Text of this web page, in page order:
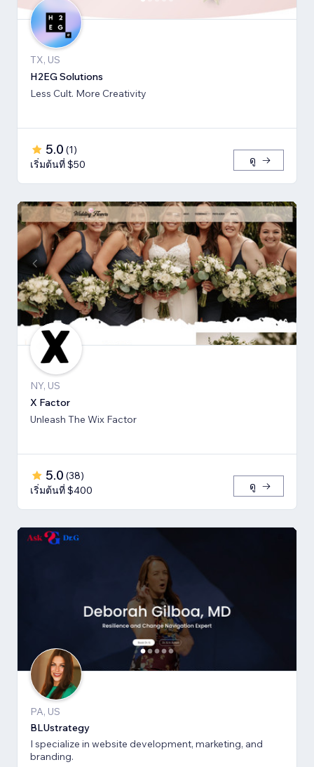
TX, US
H2EG Solutions
Less Cult. More Creativity
5.0 (1)
เริ่มต้นที่ $50
ดู
NY, US
X Factor
Unleash The Wix Factor
5.0 (38)
เริ่มต้นที่ $400
ดู
PA, US
BLUstrategy
I specialize in website development, marketing, and
branding.